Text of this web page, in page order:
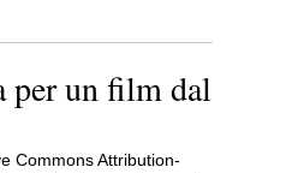
un film dal
Commons Attribution-